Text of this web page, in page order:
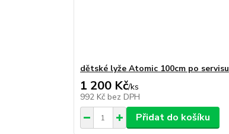
dětské lyže Atomic 100cm po servisu
1 200 Kč/ks
992 Kč bez DPH
Přidat do košíku